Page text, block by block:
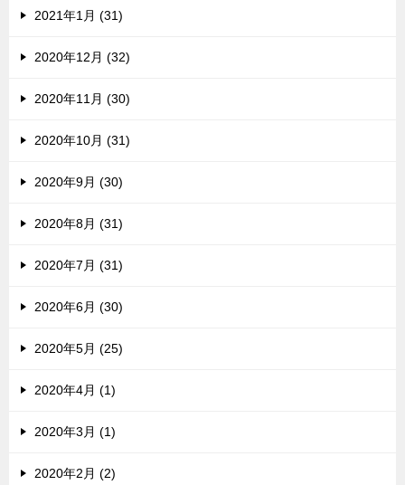
2021年1月 (31)
2020年12月 (32)
2020年11月 (30)
2020年10月 (31)
2020年9月 (30)
2020年8月 (31)
2020年7月 (31)
2020年6月 (30)
2020年5月 (25)
2020年4月 (1)
2020年3月 (1)
2020年2月 (2)